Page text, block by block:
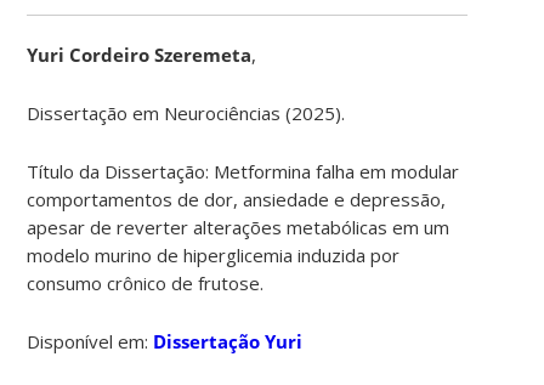
Yuri Cordeiro Szeremeta,
Dissertação em Neurociências (2025).
Título da Dissertação: Metformina falha em modular
comportamentos de dor, ansiedade e depressão,
apesar de reverter alterações metabólicas em um
modelo murino de hiperglicemia induzida por
consumo crônico de frutose.
Disponível em: Dissertação Yuri